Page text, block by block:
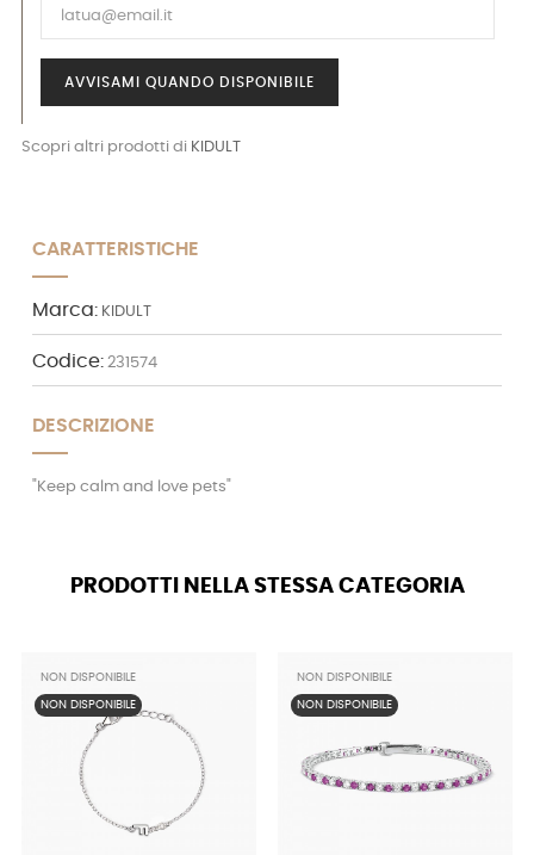
AVVISAMI QUANDO DISPONIBILE
Scopri altri prodotti di KIDULT
CARATTERISTICHE
Marca: KIDULT
Codice: 231574
DESCRIZIONE
"Keep calm and love pets"
PRODOTTI NELLA STESSA CATEGORIA
NON DISPONIBILE
NON DISPONIBILE
NON DISPONIBILE
NON DISPONIBILE